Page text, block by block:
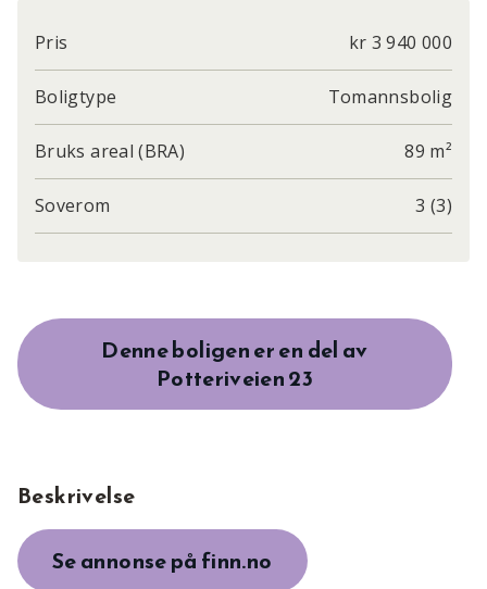
Pris kr 3 940 000
Boligtype Tomannsbolig
Bruks areal (BRA) 89 m²
Soverom 3 (3)
Denne boligen er en del av
Potteriveien 23
Beskrivelse
Se annonse på finn.no